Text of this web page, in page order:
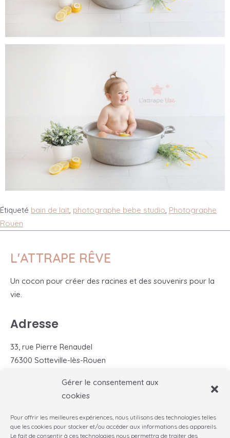
Gérer le consentement aux
cookies
Pour offrir les meilleures expériences, nous utilisons des technologies telles
que les cookies pour stocker et/ou accéder aux informations des appareils.
Le fait de consentir à ces technologies nous permettra de traiter des
Étiqueté bain de lait photographe bebe studio Photographe
Rouen
L'ATTRAPE RÊVE
Un cocon pour créer des racines et des souvenirs pour la
vie.
Adresse
33, rue Pierre Renaudel
76300 Sotteville-lès-Rouen
Me contacter
contact@lattrapereve.com